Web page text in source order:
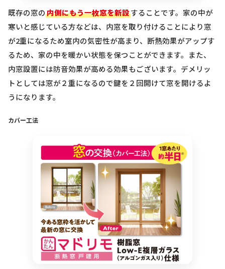
既存の窓の内側にもう一枚窓を新設することです。家の中が
寒いと感じている方などは、内窓を取り付けることにより窓
が2重になるため室内の気密性が高まり、断熱効果がアップす
るため、家の中を暖かい状態を保つことができます。また、
内窓設置には防音効果が高める効果もございます。デメリッ
トとしては窓が２重になるので鍵を２回開けて窓を開けるよ
うになります。
カバー工法